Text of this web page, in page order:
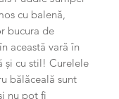
cu balenă,
bucura de
această vară în
și cu stil! Curelele
bălăceală sunt
nu pot fi